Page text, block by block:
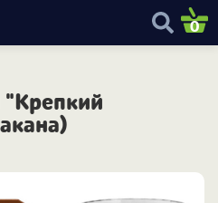
0
"Крепкий